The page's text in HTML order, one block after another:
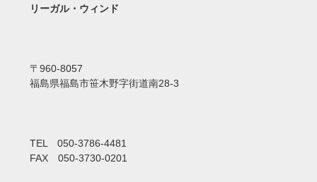
リーガル・ウィンド
〒960-8057
福島県福島市笹木野字街道南28-3
TEL 050-3786-4481
FAX 050-3730-0201